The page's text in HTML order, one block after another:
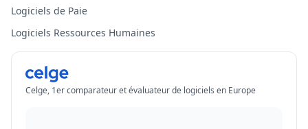
Logiciels de Paie
Logiciels Ressources Humaines
Celge, 1er comparateur et évaluateur de logiciels en Europe